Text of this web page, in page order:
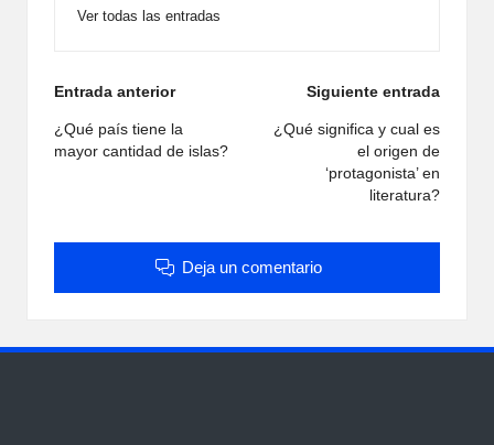
Ver todas las entradas
Navegación
de
entradas
Entrada anterior
¿Qué país tiene la
mayor cantidad de islas?
Siguiente entrada
¿Qué significa y cual es
el origen de
‘protagonista’ en
literatura?
Deja un comentario